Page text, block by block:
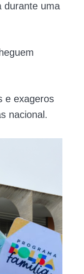
durante uma
e exageros
nacional.